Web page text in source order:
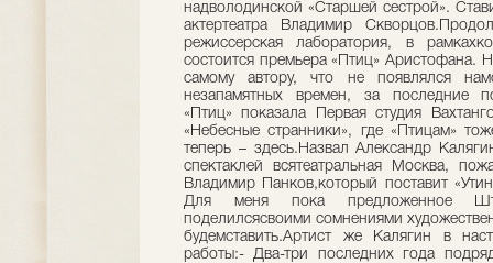
надволодинской «Старшей сестрой».
актертеатра Владимир
режиссерская лаборатория, в
состоится премьера «Птиц» Аристофана.
самому автору, что не появлялся
незапамятных времен, за последние
«Птиц» показала Первая студия
«Небесные странники», где «Птицам»
теперь – здесь.Назвал Александр
спектаклей всятеатральная Москва,
Владимир Панков,который поставит
Для меня пока предложенное
поделилсясвоими сомнениями
будемставить.Артист же Калягин в
работы:- Два-три последних года